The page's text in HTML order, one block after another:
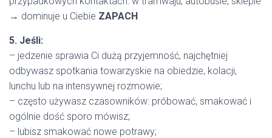
→ dominuje u Ciebie ZAPACH
5. Jeśli:
– jedzenie sprawia Ci dużą przyjemność, najchętniej
odbywasz spotkania towarzyskie na obiedzie, kolacji,
lunchu lub na intensywnej rozmowie;
– często używasz czasowników: próbować, smakować i
ogólnie dość sporo mówisz;
– lubisz smakować nowe potrawy;